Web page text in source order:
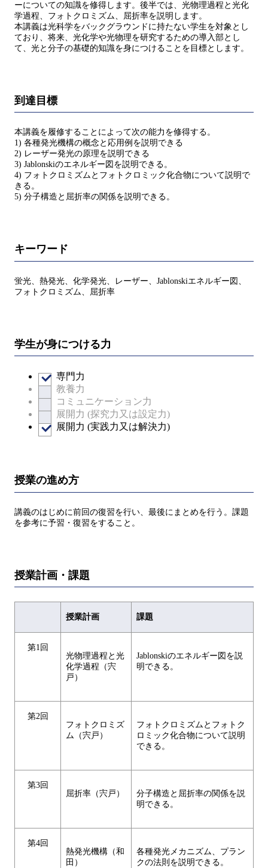
ーについての知識を修得します。後半では、光物理過程と光化
学過程、フォトクロミズム、屈折率を説明します。
本講義は光科学をバックグラウンドに持たない学生を対象とし
ており、将来、光化学や光物理を研究するための導入部とし
て、光と分子の基礎的知識を身につけることを目標とします。
到達目標
本講義を履修することによって次の能力を修得する。
1) 各種発光機構の概念と応用例を説明できる
2) レーザー発光の原理を説明できる
3) Jablonskiのエネルギー図を説明できる。
4) フォトクロミズムとフォトクロミック化合物について説明で
きる。
5) 分子構造と屈折率の関係を説明できる。
キーワード
蛍光、熱発光、化学発光、レーザー、Jablonskiエネルギー図、
フォトクロミズム、屈折率
学生が身につける力
専門力
教養力
コミュニケーション力
展開力 (探究力又は設定力)
展開力 (実践力又は解決力)
授業の進め方
講義のはじめに前回の復習を行い、最後にまとめを行う。課題
を参考に予習・復習をすること。
授業計画・課題
授業計画 課題
第1回
光物理過程と光
化学過程（宍
戸）
Jablonskiのエネルギー図を説
明できる。
第2回
フォトクロミズ
ム（宍戸）
フォトクロミズムとフォトク
ロミック化合物について説明
できる。
第3回
屈折率（宍戸）
分子構造と屈折率の関係を説
明できる。
第4回
熱発光機構（和
田）
各種発光メカニズム、プラン
クの法則を説明できる。